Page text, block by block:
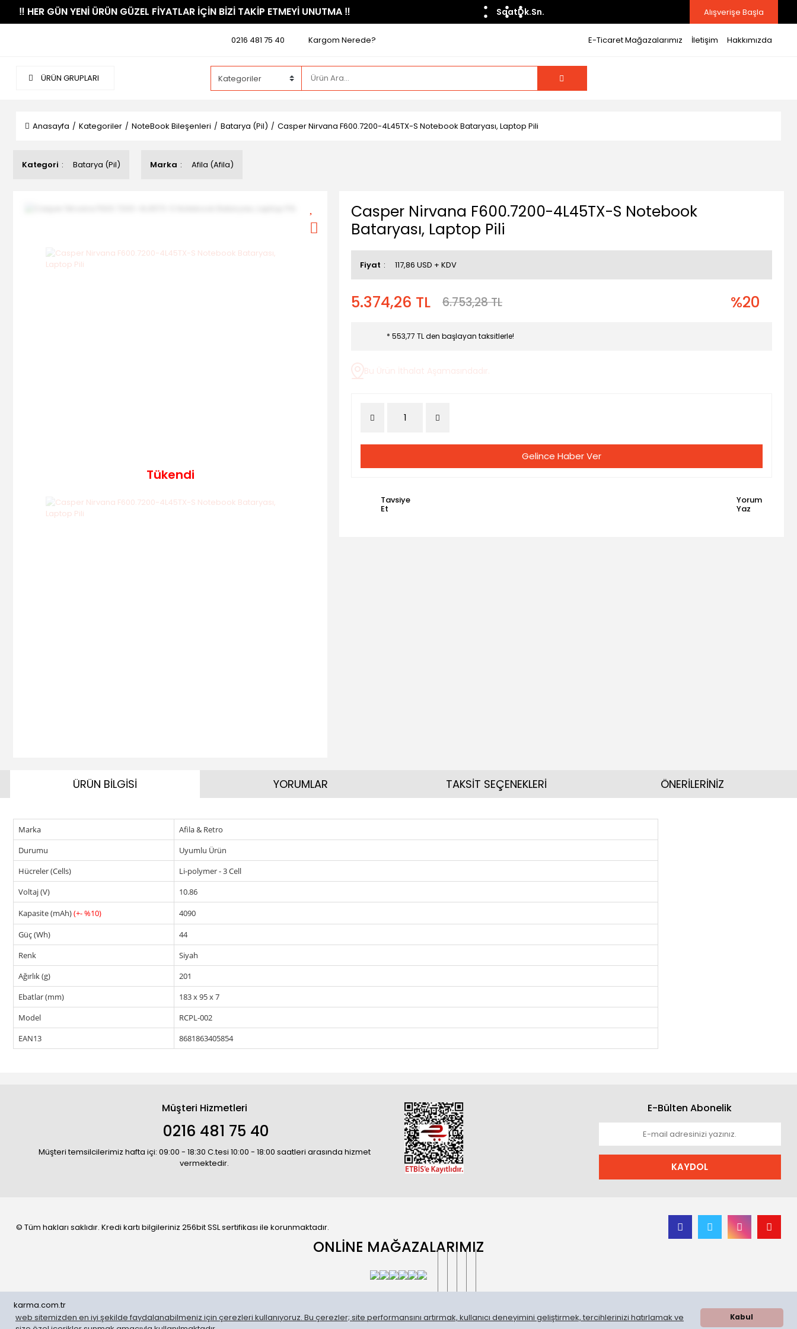
karma.com.tr
web sitemizden en iyi şekilde faydalanabilmeniz için çerezleri kullanıyoruz. Bu çerezler; site performansını artırmak, kullanıcı deneyimini geliştirmek, tercihlerinizi hatırlamak ve
Kabul
WhatsApp Sipariş
​‼️​ HER GÜN YENİ ÜRÜN GÜZEL FİYATLAR İÇİN BİZİ TAKİP ETMEYİ UNUTMA ​‼️​ SaatDk.Sn. Alışverişe Başla
0216 481 75 40 Kargom Nerede? E-Ticaret Mağazalarımız İletişim Hakkımızda
ÜRÜN GRUPLARI
Anasayfa Kategoriler NoteBook Bileşenleri Batarya (Pil) Casper Nirvana F600.7200-4L45TX-S Notebook Bataryası, Laptop Pili
Kategori Batarya (Pil) Marka Afila (Afila)
Tükendi
Casper Nirvana F600.7200-4L45TX-S Notebook
Bataryası, Laptop Pili
Fiyat 117,86 USD + KDV
5.374,26 TL 6.753,28 TL %20
* 553,77 TL den başlayan taksitlerle!
Bu Ürün İthalat Aşamasındadır.
Gelince Haber Ver
Tavsiye
Et
Yorum
Yaz
ÜRÜN BİLGİSİ
Marka
Afila & Retro
Durumu
Uyumlu Ürün
Hücreler (Cells)
Li-polymer - 3 Cell
Voltaj (V)
10.86
Kapasite (mAh)(+- %10)
4090
Güç (Wh)
44
Renk
Siyah
Ağırlık (g)
201
Ebatlar (mm)
183 x 95 x 7
Model
RCPL-002
EAN13
8681863405854
YORUMLAR TAKSİT SEÇENEKLERİ ÖNERİLERİNİZ
Müşteri Hizmetleri
0216 481 75 40
Müşteri temsilcilerimiz hafta içi: 09:00 - 18:30 C.tesi 10:00 - 18:00 saatleri arasında hizmet
vermektedir.
E-Bülten Abonelik
KAYDOL
© Tüm hakları saklıdır. Kredi kartı bilgileriniz 256bit SSL sertifikası ile korunmaktadır.
ONLİNE MAĞAZALARIMIZ